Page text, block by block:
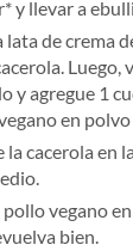
y llevar a
lata de crema
Luego,
y agregue 1
en polvo
la cacerola en
vegano
bien.